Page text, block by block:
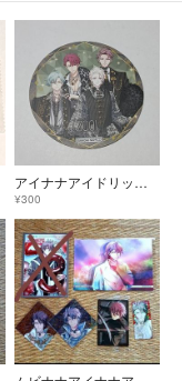
アイナナアイドリッシュセブンEXPO特典フードコースターŹOOĻ悠巳波トウマ虎於
¥300